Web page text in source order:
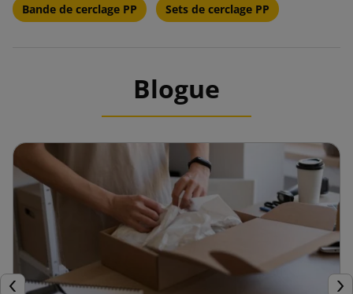
Bande de cerclage PP Sets de cerclage PP
Blogue